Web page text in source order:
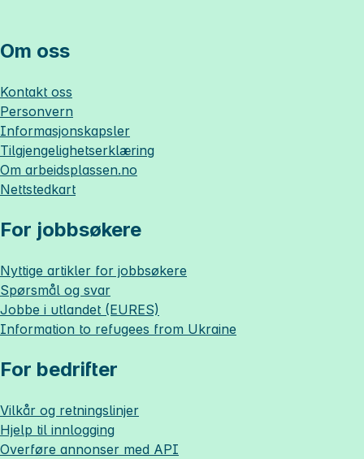
Om oss
Kontakt oss
Personvern
Informasjonskapsler
Tilgjengelighetserklæring
Om arbeidsplassen.no
Nettstedkart
For jobbsøkere
Nyttige artikler for jobbsøkere
Spørsmål og svar
Jobbe i utlandet (EURES)
Information to refugees from Ukraine
For bedrifter
Vilkår og retningslinjer
Hjelp til innlogging
Overføre annonser med API